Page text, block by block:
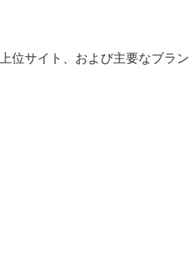
位サイト、および主要なブラン